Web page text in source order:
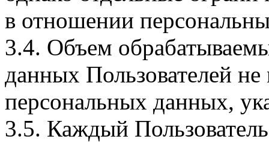
в отношении
3.4. Объем
данных Пользователей
персональных данных,
3.5. Каждый